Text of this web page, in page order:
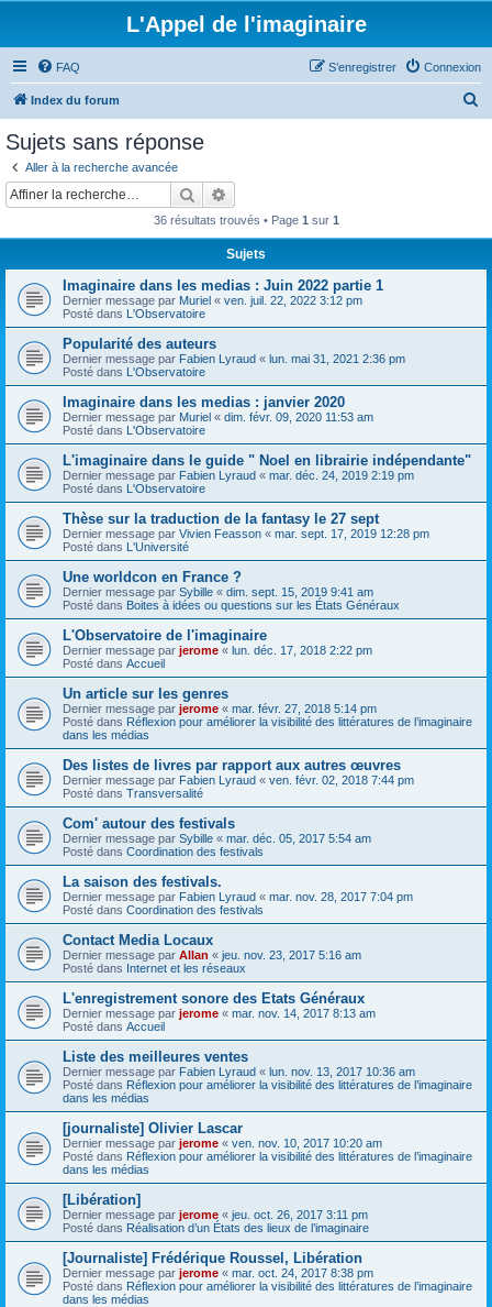
L'Appel de l'imaginaire
FAQ Connexion
S’enregistrer
Index du forum
Sujets sans réponse
Aller à la recherche avancée
Rechercher
36 résultats trouvés • Page 1 sur 1
Sujets
Imaginaire dans les medias : Juin 2022 partie 1
Dernier message par Muriel « ven. juil. 22, 2022 3:12 pm
Posté dans L'Observatoire
Popularité des auteurs
Dernier message par Fabien Lyraud « lun. mai 31, 2021 2:36 pm
Posté dans L'Observatoire
Imaginaire dans les medias : janvier 2020
Dernier message par Muriel « dim. févr. 09, 2020 11:53 am
Posté dans L'Observatoire
L'imaginaire dans le guide " Noel en librairie indépendante"
Dernier message par Fabien Lyraud « mar. déc. 24, 2019 2:19 pm
Posté dans L'Observatoire
Thèse sur la traduction de la fantasy le 27 sept
Dernier message par Vivien Feasson « mar. sept. 17, 2019 12:28 pm
Posté dans L'Université
Une worldcon en France ?
Dernier message par Sybille « dim. sept. 15, 2019 9:41 am
Posté dans Boites à idées ou questions sur les États Généraux
L'Observatoire de l'imaginaire
Dernier message par jerome « lun. déc. 17, 2018 2:22 pm
Posté dans Accueil
Un article sur les genres
Dernier message par jerome « mar. févr. 27, 2018 5:14 pm
Posté dans Réflexion pour améliorer la visibilité des littératures de l’imaginaire
dans les médias
Des listes de livres par rapport aux autres œuvres
Dernier message par Fabien Lyraud « ven. févr. 02, 2018 7:44 pm
Posté dans Transversalité
Com' autour des festivals
Dernier message par Sybille « mar. déc. 05, 2017 5:54 am
Posté dans Coordination des festivals
La saison des festivals.
Dernier message par Fabien Lyraud « mar. nov. 28, 2017 7:04 pm
Posté dans Coordination des festivals
Contact Media Locaux
Dernier message par Allan « jeu. nov. 23, 2017 5:16 am
Posté dans Internet et les réseaux
L'enregistrement sonore des Etats Généraux
Dernier message par jerome « mar. nov. 14, 2017 8:13 am
Posté dans Accueil
Liste des meilleures ventes
Dernier message par Fabien Lyraud « lun. nov. 13, 2017 10:36 am
Posté dans Réflexion pour améliorer la visibilité des littératures de l’imaginaire
dans les médias
[journaliste] Olivier Lascar
Dernier message par jerome « ven. nov. 10, 2017 10:20 am
Posté dans Réflexion pour améliorer la visibilité des littératures de l’imaginaire
dans les médias
[Libération]
Dernier message par jerome « jeu. oct. 26, 2017 3:11 pm
Posté dans Réalisation d’un États des lieux de l’imaginaire
[Journaliste] Frédérique Roussel, Libération
Dernier message par jerome « mar. oct. 24, 2017 8:38 pm
Posté dans Réflexion pour améliorer la visibilité des littératures de l’imaginaire
dans les médias